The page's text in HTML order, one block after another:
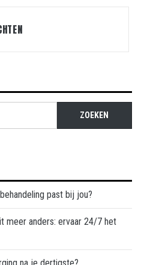
ZOEKEN
past bij jou?
meer anders: ervaar 24/7 het
na je dertigste?